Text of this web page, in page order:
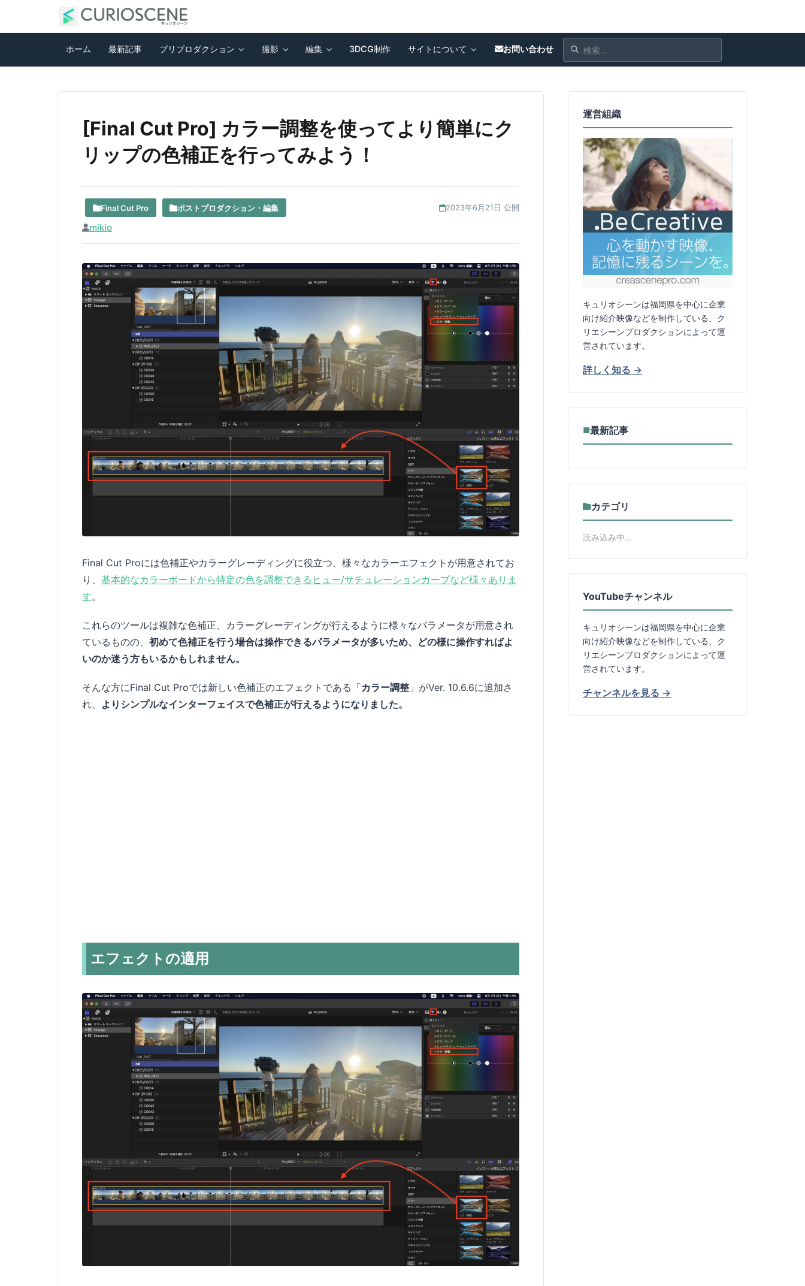
ホーム 最新記事 プリプロダクション 撮影 編集 3DCG制作 サイトについて お問い合わせ
[Final Cut Pro] カラー調整を使ってより簡単にク
リップの色補正を行ってみよう！
Final Cut Pro ポストプロダクション・編集 2023年6月21日 公開
mikio
Final Cut Proには色補正やカラーグレーディングに役立つ、様々なカラーエフェクトが用意されてお
り、 基本的なカラーボードから特定の色を調整できるヒュー/サチュレーションカーブなど様々ありま
す。
これらのツールは複雑な色補正、カラーグレーディングが行えるように様々なパラメータが用意され
ているものの、 初めて色補正を行う場合は操作できるパラメータが多いため、どの様に操作すればよ
いのか迷う方もいるかもしれません。
そんな方にFinal Cut Proでは新しい色補正のエフェクトである「カラー調整 」がVer. 10.6.6に追加さ
れ、 よりシンプルなインターフェイスで色補正が行えるようになりました。
エフェクトの適用
運営組織
キュリオシーンは福岡県を中心に企業
向け紹介映像などを制作している、ク
リエシーンプロダクションによって運
営されています。
詳しく知る →
■最新記事
カテゴリ
読み込み中...
YouTubeチャンネル
キュリオシーンは福岡県を中心に企業
向け紹介映像などを制作している、ク
リエシーンプロダクションによって運
営されています。
チャンネルを見る →